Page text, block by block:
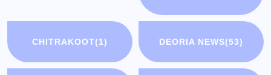
CHITRAKOOT(1) DEORIA NEWS(53)